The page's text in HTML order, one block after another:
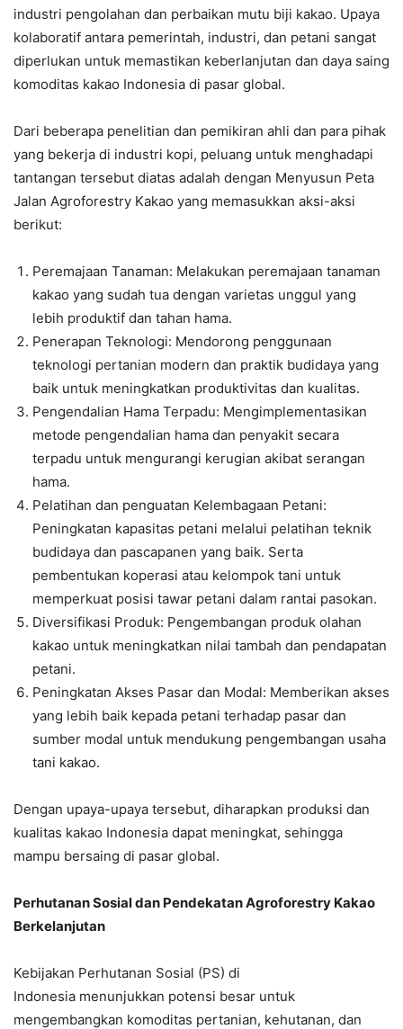
industri pengolahan dan perbaikan mutu biji kakao. Upaya
kolaboratif antara pemerintah, industri, dan petani sangat
diperlukan untuk memastikan keberlanjutan dan daya saing
komoditas kakao Indonesia di pasar global.
Dari beberapa penelitian dan pemikiran ahli dan para pihak
yang bekerja di industri kopi, peluang untuk menghadapi
tantangan tersebut diatas adalah dengan Menyusun Peta
Jalan Agroforestry Kakao yang memasukkan aksi-aksi
berikut:
Peremajaan Tanaman: Melakukan peremajaan tanaman
kakao yang sudah tua dengan varietas unggul yang
lebih produktif dan tahan hama.
Penerapan Teknologi: Mendorong penggunaan
teknologi pertanian modern dan praktik budidaya yang
baik untuk meningkatkan produktivitas dan kualitas.
Pengendalian Hama Terpadu: Mengimplementasikan
metode pengendalian hama dan penyakit secara
terpadu untuk mengurangi kerugian akibat serangan
hama.
Pelatihan dan penguatan Kelembagaan Petani:
Peningkatan kapasitas petani melalui pelatihan teknik
budidaya dan pascapanen yang baik. Serta
pembentukan koperasi atau kelompok tani untuk
memperkuat posisi tawar petani dalam rantai pasokan.
Diversifikasi Produk: Pengembangan produk olahan
kakao untuk meningkatkan nilai tambah dan pendapatan
petani.
Peningkatan Akses Pasar dan Modal: Memberikan akses
yang lebih baik kepada petani terhadap pasar dan
sumber modal untuk mendukung pengembangan usaha
tani kakao.
Dengan upaya-upaya tersebut, diharapkan produksi dan
kualitas kakao Indonesia dapat meningkat, sehingga
mampu bersaing di pasar global.
Perhutanan Sosial dan Pendekatan Agroforestry Kakao
Berkelanjutan
Kebijakan Perhutanan Sosial (PS) di
Indonesia menunjukkan potensi besar untuk
mengembangkan komoditas pertanian, kehutanan, dan